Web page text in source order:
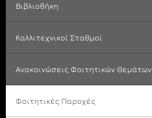
Βιβλιοθήκη
Καλλιτεχνικοί Σταθμοί
Ανακοινώσεις Φοιτητικών Θεμάτων
Φοιτητικές Παροχές